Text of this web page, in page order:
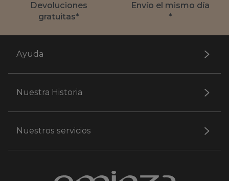
Devoluciones
gratuitas*
Envío el mismo día
*
Ayuda
Nuestra Historia
Nuestros servicios